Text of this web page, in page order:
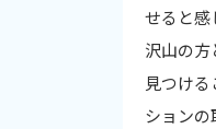
英語に自信をなくした生
ン後に安心される様子
自分の言いたい事を英
しいなどの、喜びの報
せると感
沢山の方
見つけ
ションの